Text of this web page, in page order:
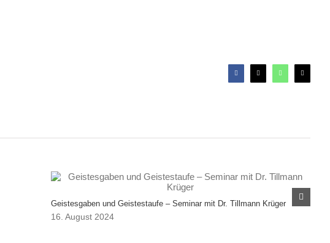
FacebookX WhatsAppE-
Mail
Geistesgaben und Geistestaufe – Seminar mit Dr. Tillmann Krüger
16. August 2024